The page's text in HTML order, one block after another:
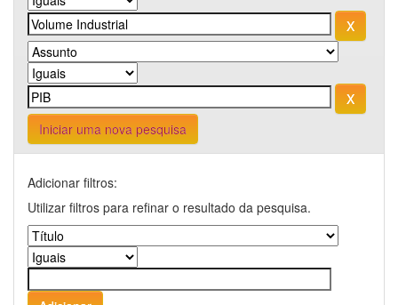
Iniciar uma nova pesquisa
Adicionar filtros:
Utilizar filtros para refinar o resultado da pesquisa.